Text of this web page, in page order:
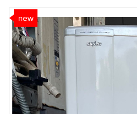
new